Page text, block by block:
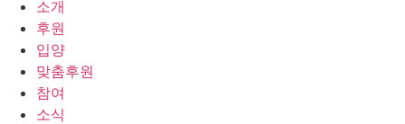
소개
후원
입양
맞춤후원
참여
소식